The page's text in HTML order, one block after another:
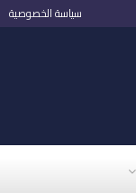
سياسة الخصوصية